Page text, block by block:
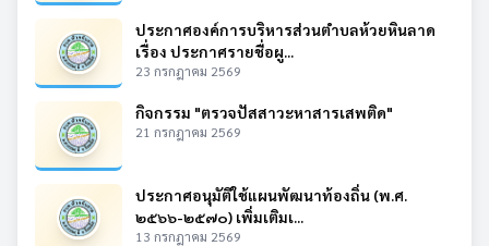
ประกาศองค์การบริหารส่วนตำบลห้วยหินลาด
เรื่อง ประกาศรายชื่อผู...
23 กรกฎาคม 2569
กิจกรรม "ตรวจปัสสาวะหาสารเสพติด"
21 กรกฎาคม 2569
ประกาศอนุมัติใช้แผนพัฒนาท้องถิ่น (พ.ศ.
๒๕๖๖-๒๕๗๐) เพิ่มเติมเ...
13 กรกฎาคม 2569